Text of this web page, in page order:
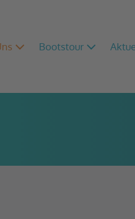
Bootstour